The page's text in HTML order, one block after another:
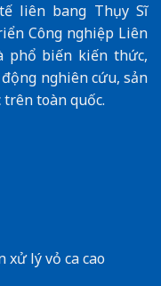
liên bang Thụy Sĩ
Công nghiệp Liên
phổ biến kiến thức,
nghiên cứu, sản
toàn quốc.
xử lý vỏ ca cao